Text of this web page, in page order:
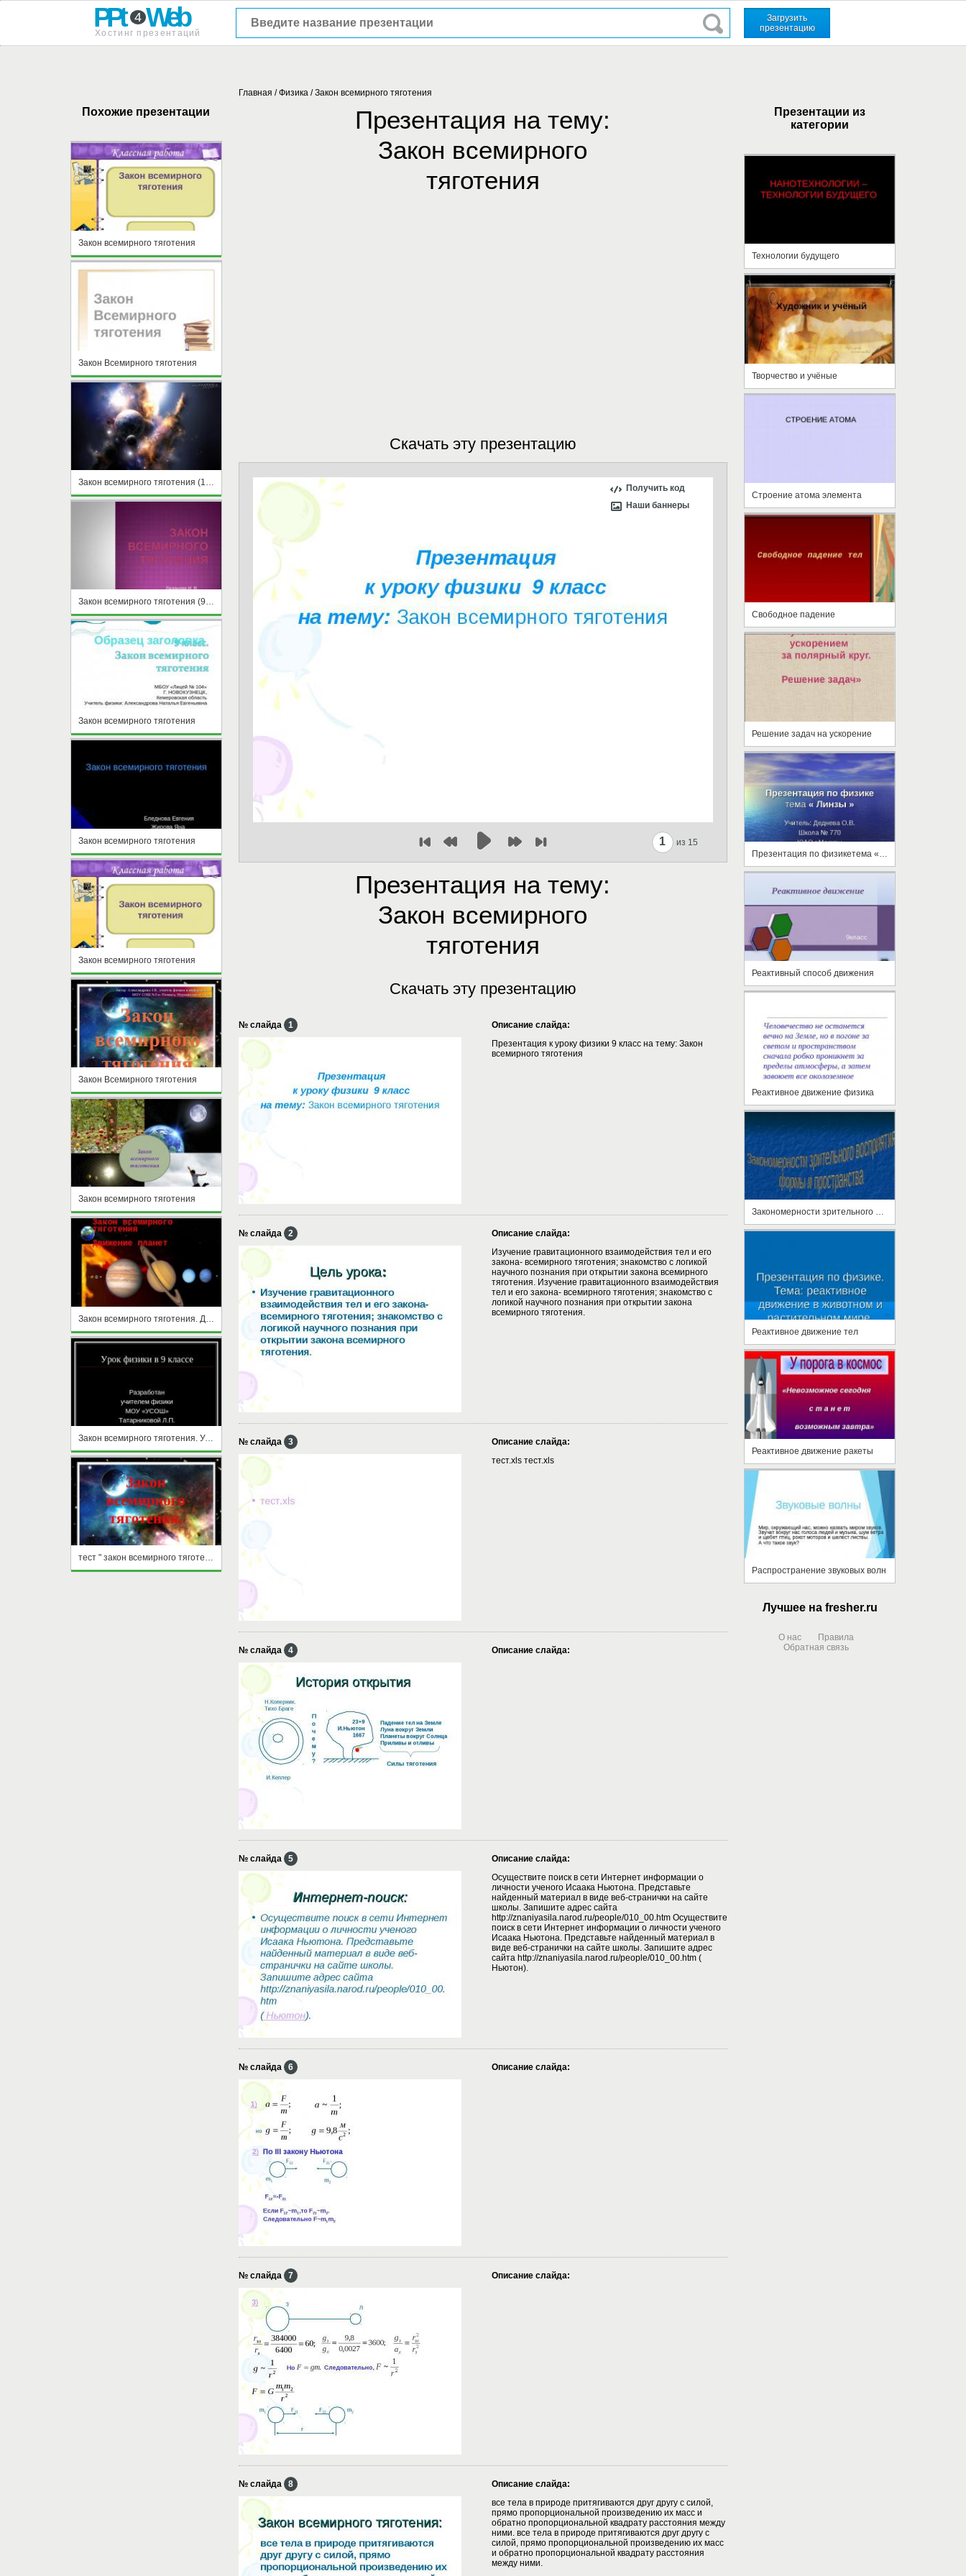
PPt 4 Web
Хостинг презентаций
Загрузить
презентацию
Похожие презентации
Закон всемирного тяготения
Закон Всемирного тяготения
Закон всемирного тяготения (9 класс)
Закон всемирного тяготения
Закон всемирного тяготения
Закон всемирного тяготения
Закон Всемирного тяготения
Закон всемирного тяготения
Закон всемирного тяготения. Ускорение свободного падения на Земле и других небесных телах
тест " закон всемирного тяготения"
Главная /Физика /Закон всемирного тяготения
Презентация на тему:
Закон всемирного
тяготения
Скачать эту презентацию
Получить код
Наши баннеры
1 из 15
Презентация на тему:
Закон всемирного
тяготения
Скачать эту презентацию
№ слайда 1
Описание слайда:
Презентация к уроку физики 9 класс на тему: Закон
всемирного тяготения
№ слайда 2
Описание слайда:
Изучение гравитационного взаимодействия тел и его
закона- всемирного тяготения; знакомство с логикой
научного познания при открытии закона всемирного
тяготения. Изучение гравитационного взаимодействия
тел и его закона- всемирного тяготения; знакомство с
логикой научного познания при открытии закона
всемирного тяготения.
№ слайда 3
Описание слайда:
тест.xls тест.xls
№ слайда 4 Описание слайда:
№ слайда 5
Описание слайда:
Осуществите поиск в сети Интернет информации о
личности ученого Исаака Ньютона. Представьте
найденный материал в виде веб-странички на сайте
школы. Запишите адрес сайта
http://znaniyasila.narod.ru/people/010_00.htm Осуществите
поиск в сети Интернет информации о личности ученого
Исаака Ньютона. Представьте найденный материал в
виде веб-странички на сайте школы. Запишите адрес
сайта http://znaniyasila.narod.ru/people/010_00.htm (
Ньютон).
№ слайда 6 Описание слайда:
№ слайда 7 Описание слайда:
№ слайда 8
Описание слайда:
все тела в природе притягиваются друг другу с силой,
прямо пропорциональной произведению их масс и
обратно пропорциональной квадрату расстояния между
ними. все тела в природе притягиваются друг другу с
силой, прямо пропорциональной произведению их масс
и обратно пропорциональной квадрату расстояния
между ними.
Презентации из
категории
Технологии будущего
Творчество и учёные
Строение атома элемента
Свободное падение
Решение задач на ускорение
Реактивный способ движения
Реактивное движение физика
Закономерности зрительного восприятия формы и пространства
Реактивное движение тел
Реактивное движение ракеты
Распространение звуковых волн
Лучшее на fresher.ru
О нас
Правила
Обратная связь